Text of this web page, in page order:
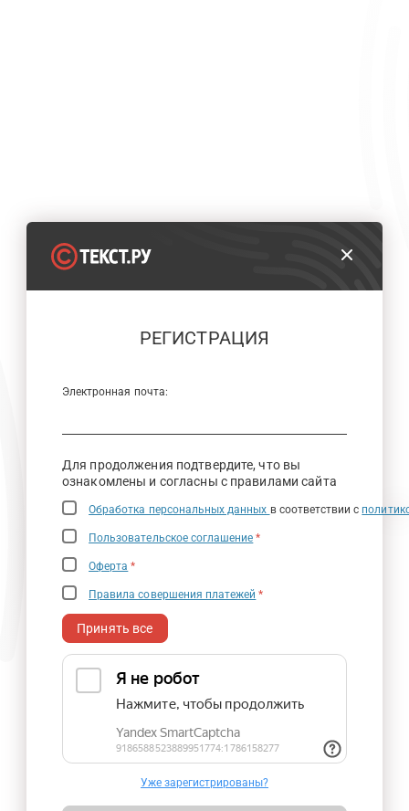
РЕГИСТРАЦИЯ
Электронная почта:
Для продолжения подтвердите, что вы
ознакомлены и согласны с правилами сайта
Обработка персональных данных в соответствии с
Пользовательское соглашение *
Оферта *
Правила совершения платежей *
Принять все
Уже зарегистрированы?